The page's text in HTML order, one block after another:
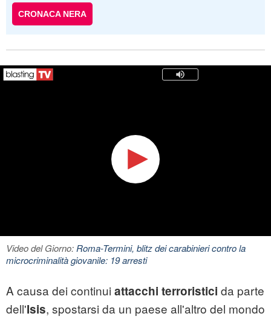
CRONACA NERA
Video del Giorno:Roma-Termini, blitz dei carabinieri contro la
microcriminalità giovanile: 19 arresti
A causa dei continui attacchi terroristici da parte
dell'Isis, spostarsi da un paese all'altro del mondo